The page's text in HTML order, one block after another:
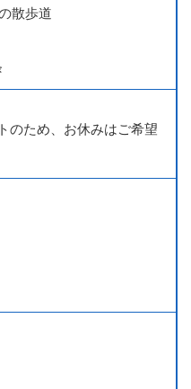
散歩道
のため、お休みはご希望